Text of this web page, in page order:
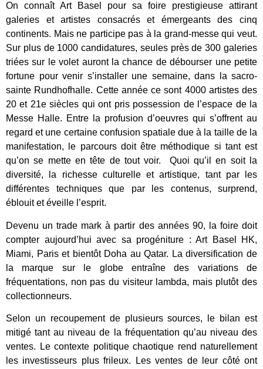
On connaît Art Basel pour sa foire prestigieuse attirant
galeries et artistes consacrés et émergeants des cinq
continents. Mais ne participe pas à la grand-messe qui veut.
Sur plus de 1000 candidatures, seules près de 300 galeries
triées sur le volet auront la chance de débourser une petite
fortune pour venir s’installer une semaine, dans la sacro-
sainte Rundhofhalle. Cette année ce sont 4000 artistes des
20 et 21e siècles qui ont pris possession de l’espace de la
Messe Halle. Entre la profusion d’oeuvres qui s’offrent au
regard et une certaine confusion spatiale due à la taille de la
manifestation, le parcours doit être méthodique si tant est
qu’on se mette en tête de tout voir. Quoi qu’il en soit la
diversité, la richesse culturelle et artistique, tant par les
différentes techniques que par les contenus, surprend,
éblouit et éveille l’esprit.
Devenu un trade mark à partir des années 90, la foire doit
compter aujourd’hui avec sa progéniture : Art Basel HK,
Miami, Paris et bientôt Doha au Qatar. La diversification de
la marque sur le globe entraîne des variations de
fréquentations, non pas du visiteur lambda, mais plutôt des
collectionneurs.
Selon un recoupement de plusieurs sources, le bilan est
mitigé tant au niveau de la fréquentation qu’au niveau des
ventes. Le contexte politique chaotique rend naturellement
les investisseurs plus frileux. Les ventes de leur côté ont